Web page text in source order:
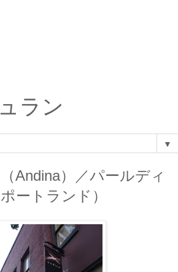
ラン
▼
Andina）／パールディ
ートランド）